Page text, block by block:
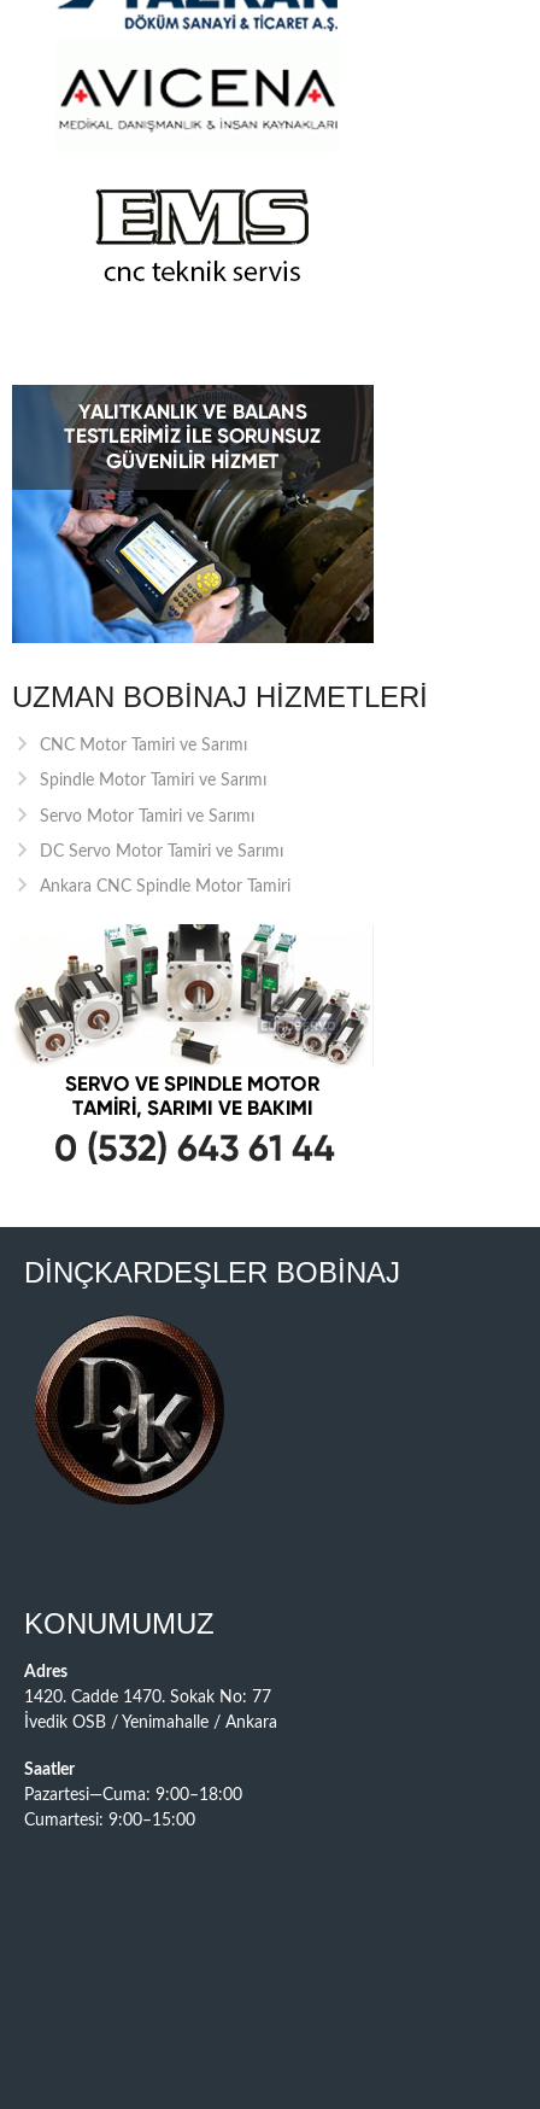
UZMAN BOBINAJ HIZMETLERI
CNC Motor Tamiri ve Sarımı
Spindle Motor Tamiri ve Sarımı
Servo Motor Tamiri ve Sarımı
DC Servo Motor Tamiri ve Sarımı
Ankara CNC Spindle Motor Tamiri
DİNÇKARDEŞLER BOBİNAJ
KONUMUMUZ
Adres
1420. Cadde 1470. Sokak No: 77
İvedik OSB / Yenimahalle / Ankara
Saatler
Pazartesi—Cuma: 9:00–18:00
Cumartesi: 9:00–15:00